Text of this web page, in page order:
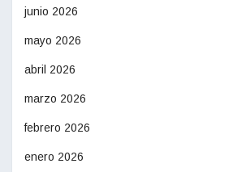
junio 2026
mayo 2026
abril 2026
marzo 2026
febrero 2026
enero 2026